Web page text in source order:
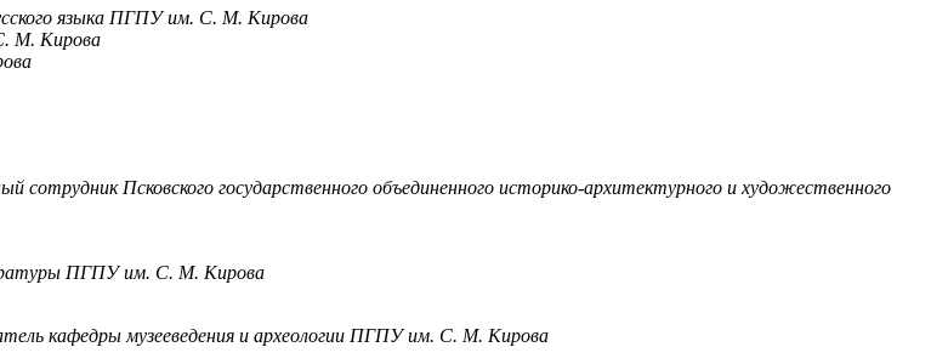
языка ПГПУ им. С. М. Кирова
М. Кирова
сотрудник Псковского государственного объединенного историко-архитектурного и художественного
ПГПУ им. С. М. Кирова
кафедры музееведения и археологии ПГПУ им. С. М. Кирова